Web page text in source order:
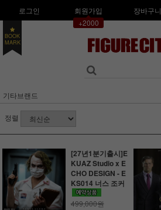
로그인
회원가입
+2000
장바구니
BOOK
MARK
기타브랜드
정렬
[27년1분기출시]E
KUAZ Studio x E
CHO DESIGN - E
KS014 너스 조커
499,000원